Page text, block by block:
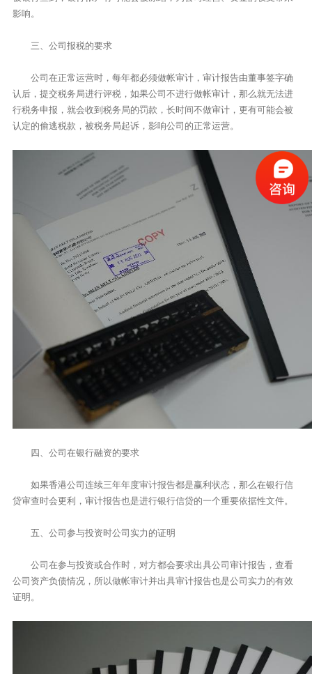
影响。
三、公司报税的要求
公司在正常运营时，每年都必须做帐审计，审计报告由董事签字确
认后，提交税务局进行评税，如果公司不进行做帐审计，那么就无法进
行税务申报，就会收到税务局的罚款，长时间不做审计，更有可能会被
认定的偷逃税款，被税务局起诉，影响公司的正常运营。
四、公司在银行融资的要求
如果香港公司连续三年年度审计报告都是赢利状态，那么在银行信
贷审查时会更利，审计报告也是进行银行信贷的一个重要依据性文件。
五、公司参与投资时公司实力的证明
公司在参与投资或合作时，对方都会要求出具公司审计报告，查看
公司资产负债情况，所以做帐审计并出具审计报告也是公司实力的有效
证明。